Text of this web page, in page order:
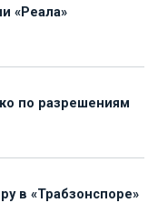
«Реала»
по разрешениям
в «Трабзонспоре»